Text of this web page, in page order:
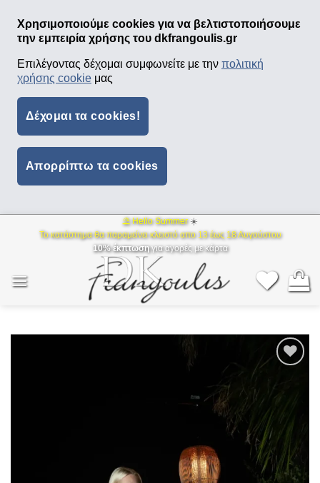
Χρησιμοποιούμε cookies για να βελτιστοποιήσουμε
την εμπειρία χρήσης του dkfrangoulis.gr
Επιλέγοντας δέχομαι συμφωνείτε με την πολιτική
χρήσης cookie μας
Δέχομαι τα cookies!
Απορρίπτω τα cookies
⛱ Hello Summer ☀️
Το κατάστημα θα παραμείνει κλειστό απο 13 έως 18 Αυγούστου
10% έκπτωσηγια αγορές με κάρτα
wishlist